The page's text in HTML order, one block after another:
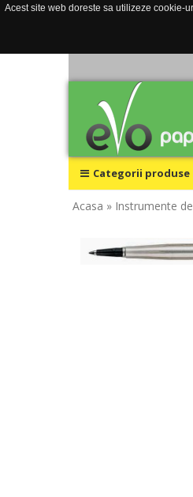
Acest site web doreste sa utilizeze cookie-
Categorii produse
Acasa » Instrumente